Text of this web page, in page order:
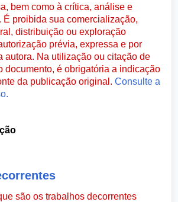
bem como à crítica, análise e
É proibida sua comercialização,
distribuição ou exploração
prévia, expressa e por
autora. Na utilização ou citação de
documento, é obrigatória a indicação
da publicação original.Consulte a
são os trabalhos decorrentes